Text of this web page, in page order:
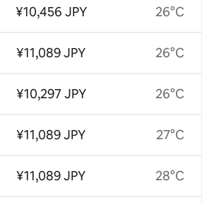
¥10,456 JPY
¥11,089 JPY
¥10,297 JPY
¥11,089 JPY
¥11,089 JPY
26°C
26°C
26°C
27°C
28°C